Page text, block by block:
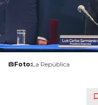
Foto:La República